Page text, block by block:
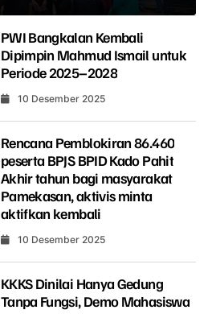
PWI Bangkalan Kembali
Dipimpin Mahmud Ismail untuk
Periode 2025–2028
10 Desember 2025
Rencana Pemblokiran 86.460
peserta BPJS BPID Kado Pahit
Akhir tahun bagi masyarakat
Pamekasan, aktivis minta
aktifkan kembali
10 Desember 2025
KKKS Dinilai Hanya Gedung
Tanpa Fungsi, Demo Mahasiswa